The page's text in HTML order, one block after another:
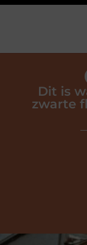
Dit is
zwarte